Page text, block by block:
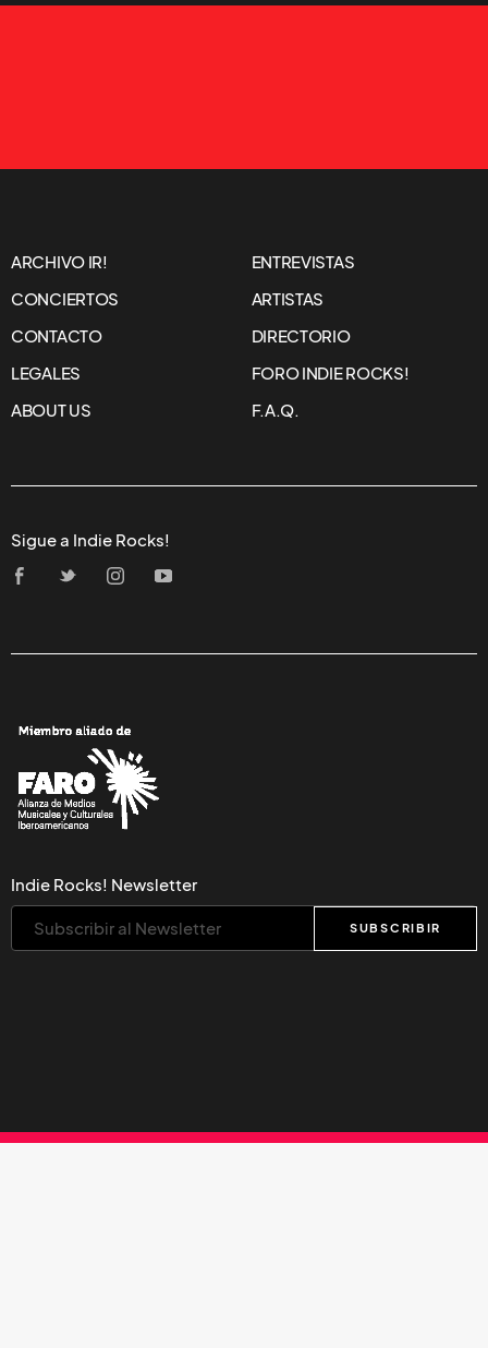
ARCHIVO IR!
ENTREVISTAS
CONCIERTOS
ARTISTAS
CONTACTO
DIRECTORIO
LEGALES
FORO INDIE ROCKS!
ABOUT US
F.A.Q.
Sigue a Indie Rocks!
Indie Rocks! Newsletter